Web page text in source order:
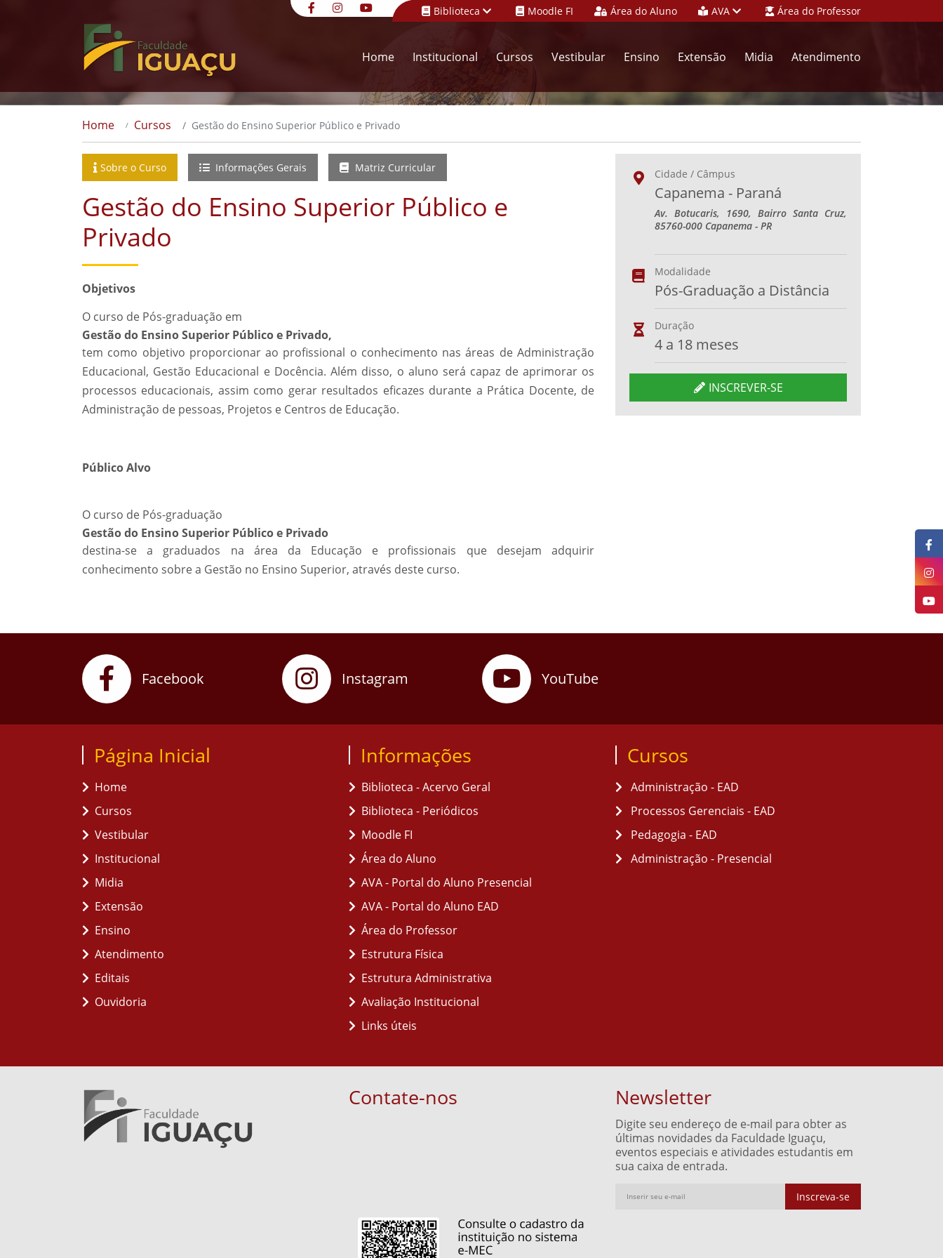
Biblioteca Moodle FI Área do Aluno AVA Área do Professor
Home Institucional Cursos Vestibular Ensino Extensão Midia Atendimento
Home Cursos Gestão do Ensino Superior Público e Privado
Sobre o Curso Informações Gerais Matriz Curricular
Gestão do Ensino Superior Público e
Privado
Objetivos
O curso de Pós-graduação em
Gestão do Ensino Superior Público e Privado,
tem como objetivo proporcionar ao profissional o conhecimento nas áreas de Administração
Educacional, Gestão Educacional e Docência. Além disso, o aluno será capaz de aprimorar os
processos educacionais, assim como gerar resultados eficazes durante a Prática Docente, de
Administração de pessoas, Projetos e Centros de Educação.
Público Alvo
O curso de Pós-graduação
Gestão do Ensino Superior Público e Privado
destina-se a graduados na área da Educação e profissionais que desejam adquirir
conhecimento sobre a Gestão no Ensino Superior, através deste curso.
Cidade / Câmpus
Capanema - Paraná
Av. Botucaris, 1690, Bairro Santa Cruz,
85760-000 Capanema - PR
Modalidade
Pós-Graduação a Distância
Duração
4 a 18 meses
INSCREVER-SE
Facebook Instagram YouTube
Página Inicial
Home
Cursos
Vestibular
Institucional
Midia
Extensão
Ensino
Atendimento
Editais
Ouvidoria
Informações
Biblioteca - Acervo Geral
Biblioteca - Periódicos
Moodle FI
Área do Aluno
AVA - Portal do Aluno Presencial
AVA - Portal do Aluno EAD
Área do Professor
Estrutura Física
Estrutura Administrativa
Avaliação Institucional
Links úteis
Cursos
Administração - EAD
Processos Gerenciais - EAD
Pedagogia - EAD
Administração - Presencial
Contate-nos Newsletter
Digite seu endereço de e-mail para obter as
últimas novidades da Faculdade Iguaçu,
eventos especiais e atividades estudantis em
sua caixa de entrada.
Inscreva-se